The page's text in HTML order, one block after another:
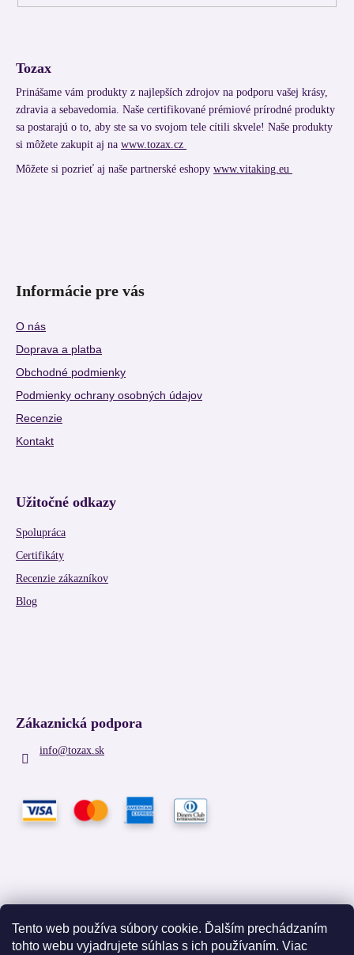
Tento web používa súbory cookie. Ďalším prechádzaním
tohto webu vyjadrujete súhlas s ich používaním. Viac
Tozax
Prinášame vám produkty z najlepších zdrojov na podporu vašej krásy,
zdravia a sebavedomia. Naše certifikované prémiové prírodné produkty
sa postarajú o to, aby ste sa vo svojom tele cítili skvele! Naše produkty
si môžete zakupit aj na www.tozax.cz
Môžete si pozrieť aj naše partnerské eshopy www.vitaking.eu
Informácie pre vás
O nás
Doprava a platba
Obchodné podmienky
Podmienky ochrany osobných údajov
Recenzie
Kontakt
Užitočné odkazy
Spolupráca
Certifikáty
Recenzie zákazníkov
Blog
Zákaznická podpora
info@tozax.sk